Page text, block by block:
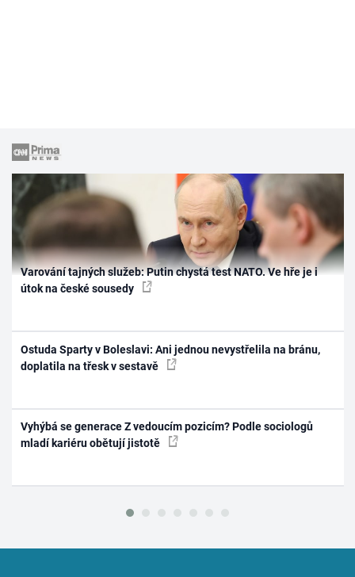
Varování tajných služeb: Putin chystá test NATO. Ve hře je i
útok na české sousedy
Ostuda Sparty v Boleslavi: Ani jednou nevystřelila na bránu,
doplatila na třesk v sestavě
Vyhýbá se generace Z vedoucím pozicím? Podle sociologů
mladí kariéru obětují jistotě